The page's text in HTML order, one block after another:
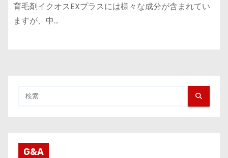
育毛剤イクオスEXプラスには様々な成分が含まれてい
ますが、中…
G&A